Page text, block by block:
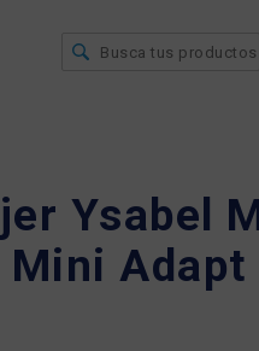
Ysabel
Mini Adapt